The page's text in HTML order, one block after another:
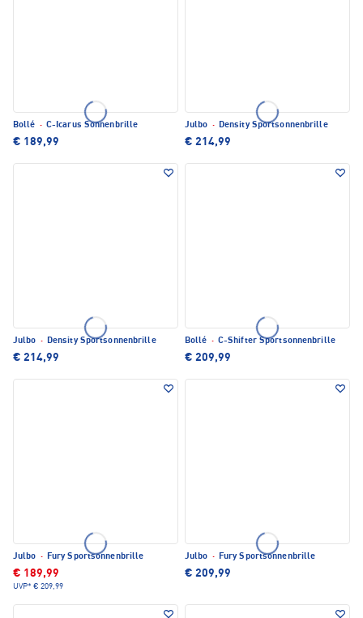
Bollé · C-Icarus Sonnenbrille
€ 189,99
Julbo · Density Sportsonnenbrille
€ 214,99
Julbo · Density Sportsonnenbrille
€ 214,99
Bollé · C-Shifter Sportsonnenbrille
€ 209,99
Julbo · Fury Sportsonnenbrille
€ 189,99
UVP* € 209,99
Julbo · Fury Sportsonnenbrille
€ 209,99